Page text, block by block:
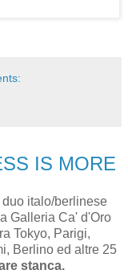
IS MORE
italo/berlinese
Galleria Ca' d'Oro
Tokyo, Parigi,
Berlino ed altre 25
stanca.